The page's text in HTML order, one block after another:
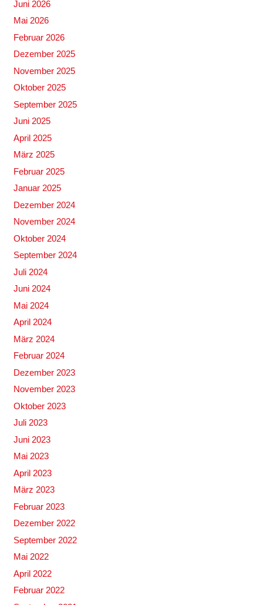
Juni 2026
Mai 2026
Februar 2026
Dezember 2025
November 2025
Oktober 2025
September 2025
Juni 2025
April 2025
März 2025
Februar 2025
Januar 2025
Dezember 2024
November 2024
Oktober 2024
September 2024
Juli 2024
Juni 2024
Mai 2024
April 2024
März 2024
Februar 2024
Dezember 2023
November 2023
Oktober 2023
Juli 2023
Juni 2023
Mai 2023
April 2023
März 2023
Februar 2023
Dezember 2022
September 2022
Mai 2022
April 2022
Februar 2022